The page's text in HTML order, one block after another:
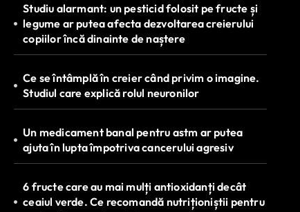
Studiu alarmant: un pesticid folosit pe fructe și
legume ar putea afecta dezvoltarea creierului
copiilor încă dinainte de naștere
Ce se întâmplă în creier când privim o imagine.
Studiul care explică rolul neuronilor
Un medicament banal pentru astm ar putea
ajuta în lupta împotriva cancerului agresiv
6 fructe care au mai mulți antioxidanți decât
ceaiul verde. Ce recomandă nutriționiștii pentru